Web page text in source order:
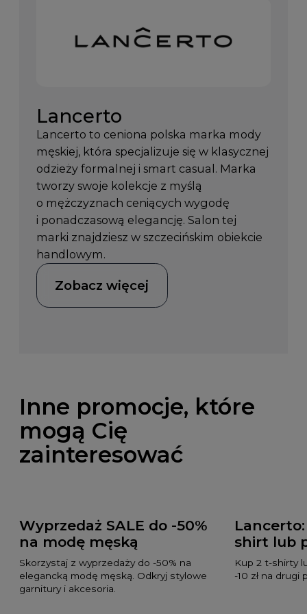
Lancerto
Lancerto to ceniona polska marka mody
męskiej, która specjalizuje się w klasycznej
odzieży formalnej i smart casual. Marka
tworzy swoje kolekcje z myślą
o mężczyznach ceniących wygodę
i ponadczasową elegancję. Salon tej
marki znajdziesz w szczecińskim obiekcie
handlowym.
Zobacz więcej
Inne promocje, które
mogą Cię
zainteresować
Wyprzedaż SALE do -50%
na modę męską
Skorzystaj z wyprzedaży do -50% na
elegancką modę męską. Odkryj stylowe
garnitury i akcesoria.
shirt lub
Kup 2 t-shirty
-10 zł na drugi